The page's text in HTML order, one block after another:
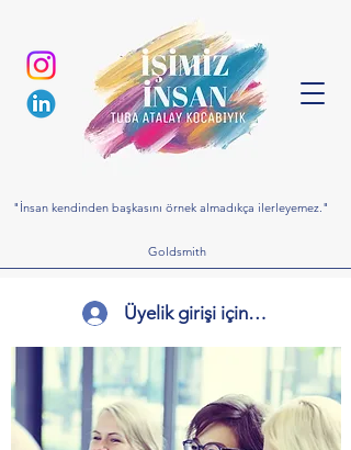
"İnsan kendinden başkasını örnek almadıkça ilerleyemez."
Goldsmith
Üyelik girişi için tıklayınız